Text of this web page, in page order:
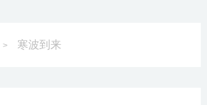
寒波到来